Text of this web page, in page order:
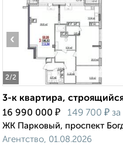
2/2
‹
3-к квартира,
16 990 000 ₽ 149 700 ₽ за
ЖК Парковый, проспект
Агентство, 01.08.2026